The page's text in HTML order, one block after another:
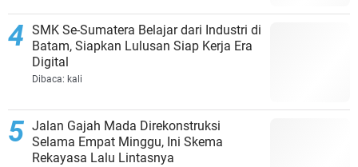
SMK Se-Sumatera Belajar dari Industri di
Batam, Siapkan Lulusan Siap Kerja Era
Digital
Dibaca: kali
Jalan Gajah Mada Direkonstruksi
Selama Empat Minggu, Ini Skema
Rekayasa Lalu Lintasnya